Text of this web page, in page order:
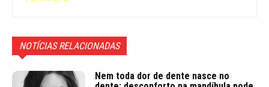
NOTÍCIAS RELACIONADAS
Nem toda dor de dente nasce no